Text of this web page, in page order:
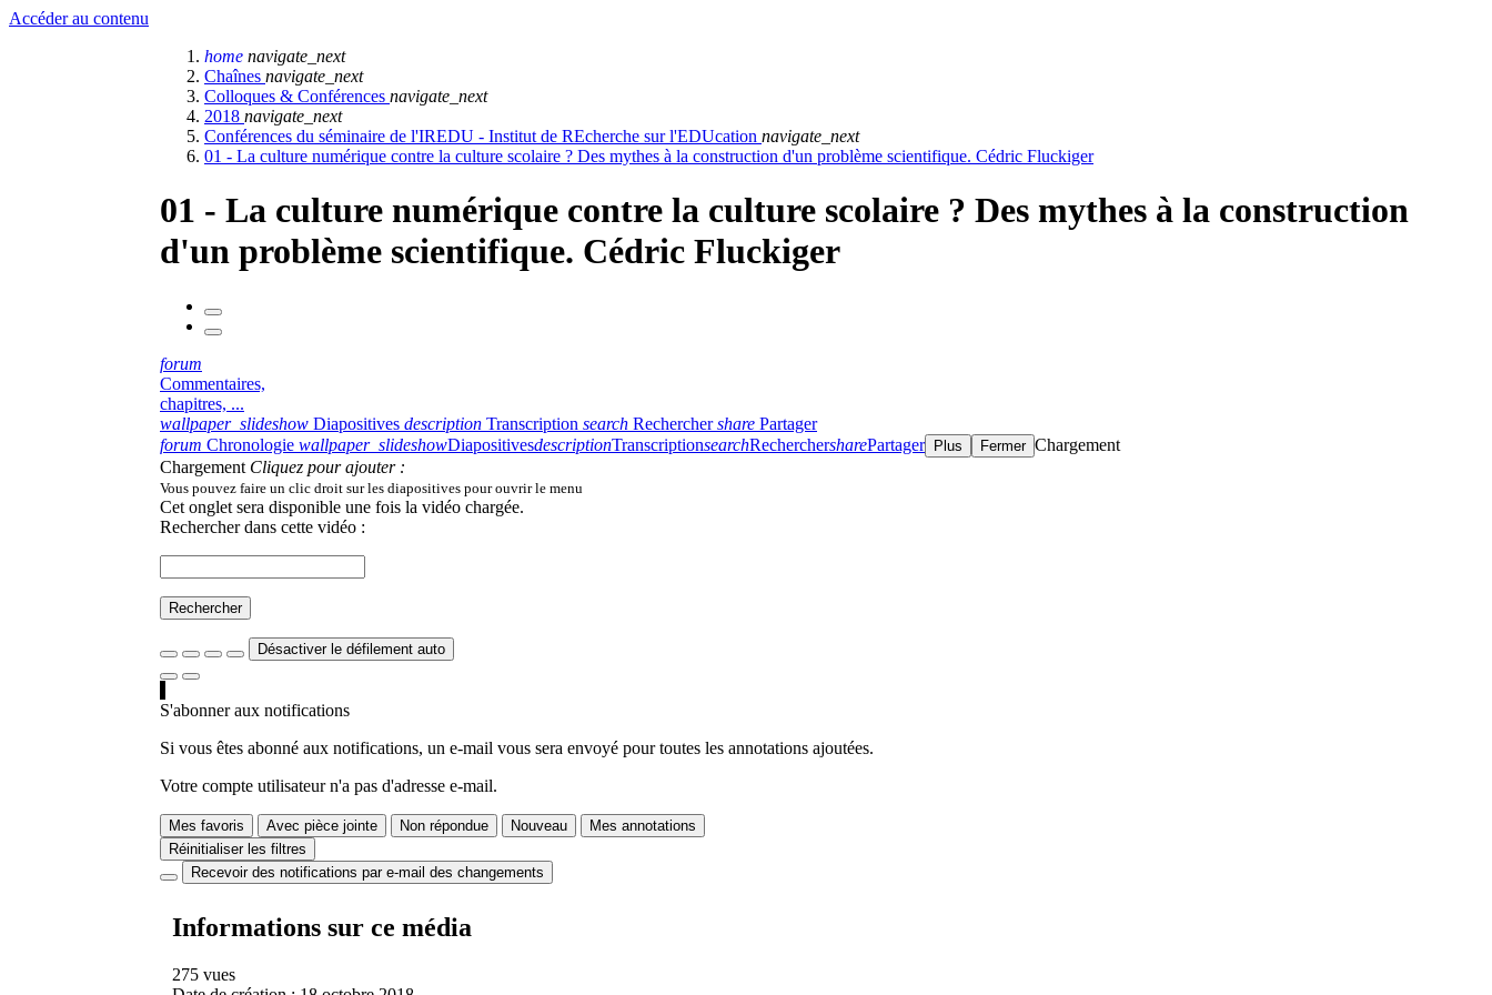
Accéder au contenu
home navigate_next
Chaînes navigate_next
Colloques & Conférences navigate_next
2018 navigate_next
Conférences du séminaire de l'IREDU - Institut de REcherche sur l'EDUcation navigate_next
01 - La culture numérique contre la culture scolaire ? Des mythes à la construction d'un problème scientifique. Cédric Fluckiger
01 - La culture numérique contre la culture scolaire ? Des mythes à la construction
d'un problème scientifique. Cédric Fluckiger
forum
Commentaires,
chapitres, ...
wallpaper_slideshow Diapositives description Transcription search Rechercher share Partager
forum Chronologie wallpaper_slideshowDiapositivesdescriptionTranscriptionsearchRecherchersharePartager Plus Fermer Chargement
Chargement Cliquez pour ajouter :
Vous pouvez faire un clic droit sur les diapositives pour ouvrir le menu
Cet onglet sera disponible une fois la vidéo chargée.
Rechercher dans cette vidéo :
Rechercher
Désactiver le défilement auto
S'abonner aux notifications
Si vous êtes abonné aux notifications, un e-mail vous sera envoyé pour toutes les annotations ajoutées.
Votre compte utilisateur n'a pas d'adresse e-mail.
Mes favoris Avec pièce jointe Non répondue Nouveau
Mes annotations
Réinitialiser les filtres
Recevoir des notifications par e-mail des changements
Informations sur ce média
275 vues